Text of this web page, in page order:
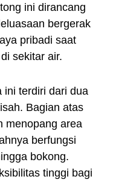
ini dirancang
bergerak
pribadi saat
sekitar air.
ini terdiri dari dua
Bagian atas
menopang area
berfungsi
bokong.
tinggi bagi